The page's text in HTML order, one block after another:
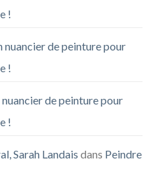
!
nuancier de peinture pour
!
de peinture pour
!
Sarah Landais dans Peindre